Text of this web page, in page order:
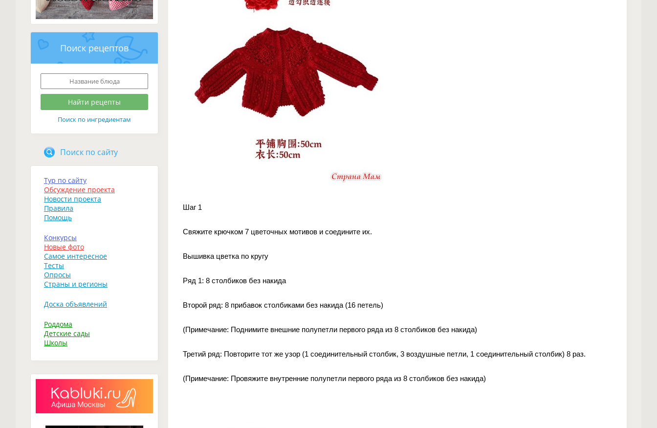
Шаг 1
Свяжите крючком 7 цветочных мотивов и соедините их.
Вышивка цветка по кругу
Ряд 1: 8 столбиков без накида
Второй ряд: 8 прибавок столбиками без накида (16 петель)
(Примечание: Поднимите внешние полупетли первого ряда из 8 столбиков без накида)
Третий ряд: Повторите тот же узор (1 соединительный столбик, 3 воздушные петли, 1 соединительный столбик) 8 раз.
(Примечание: Провяжите внутренние полупетли первого ряда из 8 столбиков без накида)
Поиск рецептов
Поиск по ингредиентам
Поиск по сайту
Тур по сайту
Обсуждение проекта
Новости проекта
Правила
Помощь
Конкурсы
Новые фото
Самое интересное
Тесты
Опросы
Страны и регионы
Доска объявлений
Роддома
Детские сады
Школы